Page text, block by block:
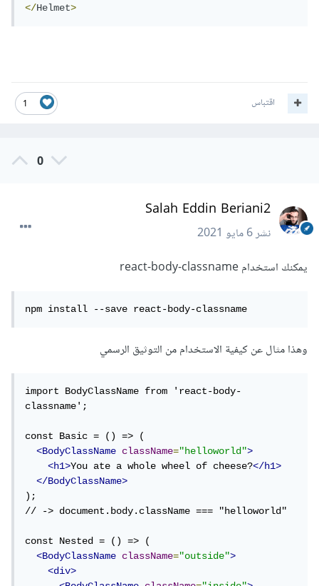
</Helmet>
1 اقتباس
0
Salah Eddin Beriani2
نشر6 مايو 2021
يمكنك استخدام react-body-classname
npm install --save react-body-classname
وهذا مثال عن كيفية الاستخدام من التوثيق الرسمي
import BodyClassName from 'react-body-
classname';
const Basic = () => (
<BodyClassName
className="helloworld">
<h1>You ate a whole wheel of cheese?</h1>
</BodyClassName>
);
// -> document.body.className === "helloworld"
const Nested = () => (
<BodyClassName
className="outside">
<div>